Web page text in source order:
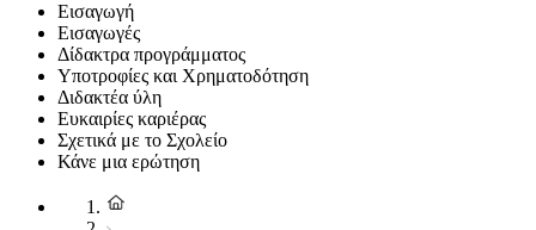
Εισαγωγή
Εισαγωγές
Δίδακτρα προγράμματος
Υποτροφίες και Χρηματοδότηση
Διδακτέα ύλη
Ευκαιρίες καριέρας
Σχετικά με το Σχολείο
Κάνε μια ερώτηση